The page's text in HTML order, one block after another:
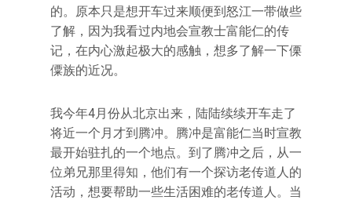
的。原本只是想开车过来顺便到怒江一带做些
了解，因为我看过内地会宣教士富能仁的传
记，在内心激起极大的感触，想多了解一下傈
僳族的近况。
我今年4月份从北京出来，陆陆续续开车走了
将近一个月才到腾冲。腾冲是富能仁当时宣教
最开始驻扎的一个地点。到了腾冲之后，从一
位弟兄那里得知，他们有一个探访老传道人的
活动，想要帮助一些生活困难的老传道人。当